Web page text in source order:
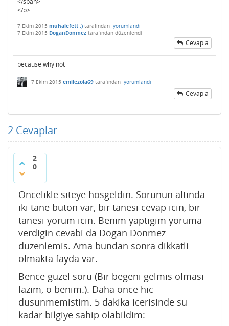
</p>
7 Ekim 2015 muhalefett :) tarafından yorumlandı
7 Ekim 2015 DoganDonmez tarafından düzenlendi
Cevapla
because why not
7 Ekim 2015 emilezola69 tarafından yorumlandı
Cevapla
2 Cevaplar
2
0
Oncelikle siteye hosgeldin. Sorunun altinda
iki tane buton var, bir tanesi cevap icin, bir
tanesi yorum icin. Benim yaptigim yoruma
verdigin cevabi da Dogan Donmez
duzenlemis. Ama bundan sonra dikkatli
olmakta fayda var.
Bence guzel soru (Bir begeni gelmis olmasi
lazim, o benim.). Daha once hic
dusunmemistim. 5 dakika icerisinde su
kadar bilgiye sahip olabildim: